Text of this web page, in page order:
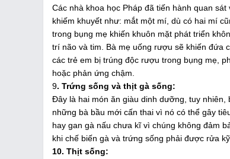
Các nhà khoa học Pháp đã tiến hành quan
khiếm khuyết như: mắt một mí, dù có hai mí
trong bụng mẹ khiến khuôn mặt phát triển
trí não và tim. Bà mẹ uống rượu sẽ khiến đứa
các trẻ em bị trúng độc rượu trong bụng mẹ,
hoặc phản ứng chậm.
9. Trứng sống và thịt gà sống:
Đây là hai món ăn giàu dinh dưỡng, tuy
những bà bầu mới cấn thai vì nó có thể gây
hay gan gà nấu chưa kĩ vì chúng không đảm
khi chế biến gà và trứng sống phải được rửa
10. Thịt sống: